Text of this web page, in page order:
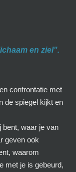
en ziel".
confrontatie met
de spiegel kijkt en
bent, waar je van
geven ook
waarom
met je is gebeurd,